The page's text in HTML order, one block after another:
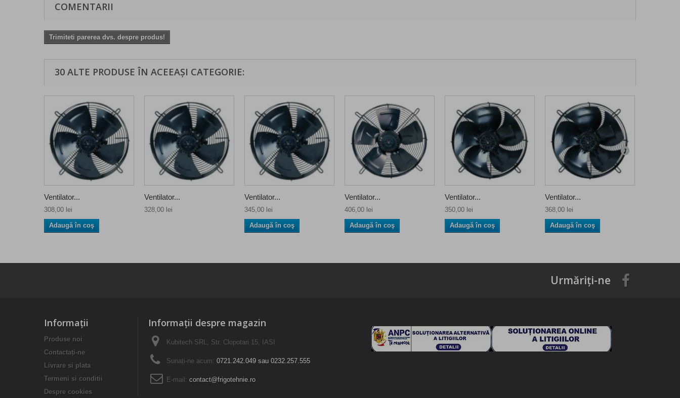
COMENTARII
Trimiteti parerea dvs. despre produs!
30 ALTE PRODUSE ÎN ACEEAȘI CATEGORIE:
Ventilator...
308,00 lei
Adaugă în coş
Ventilator...
328,00 lei
Ventilator...
345,00 lei
Adaugă în coş
Ventilator...
406,00 lei
Adaugă în coş
Ventilator...
350,00 lei
Adaugă în coş
Ventilator...
368,00 lei
Adaugă în coş
Urmăriți-ne
Informaţii
Produse noi
Contactați-ne
Livrare si plata
Termeni si conditii
Despre cookies
Informații despre magazin
Kubitech SRL, Str. Clopotari 15, IASI
Sunați-ne acum: 0721.242.049 sau 0232.257.555
E-mail: contact@frigotehnie.ro